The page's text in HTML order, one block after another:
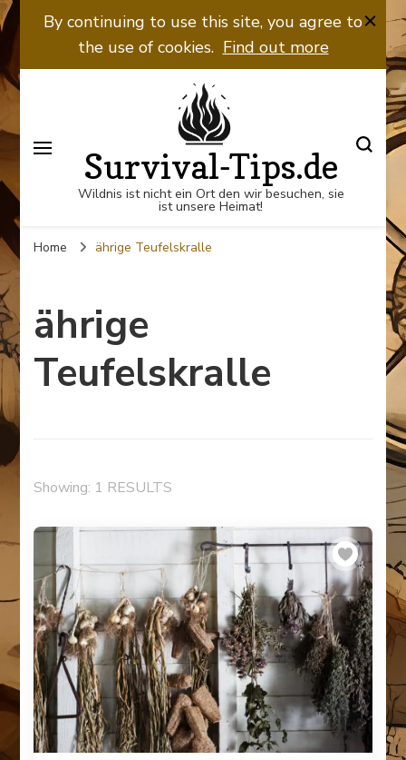
By continuing to use this site, you agree to
the use of cookies. Find out more
Survival-Tips.de
Wildnis ist nicht ein Ort den wir besuchen, sie
ist unsere Heimat!
Home ährige Teufelskralle
ährige
Teufelskralle
Showing: 1 RESULTS